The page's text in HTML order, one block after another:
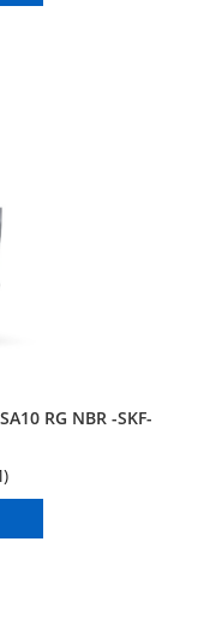
RG NBR -SKF-